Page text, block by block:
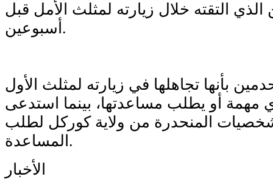
التقته خلال زيارته لمثلث الأمل قبل
أسبوعين.
بأنها تجاهلها في زيارته لمثلث الأول
مهمة أو يطلب مساعدتها، بينما استدعى
المنحدرة من ولاية كوركل لطلب
المساعدة.
الأخبار